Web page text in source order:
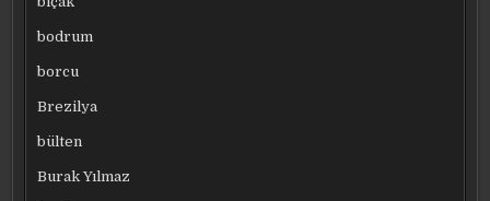
bodrum
borcu
Brezilya
bülten
Burak Yılmaz